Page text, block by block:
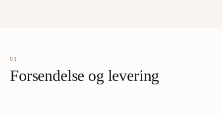
01
Forsendelse og levering